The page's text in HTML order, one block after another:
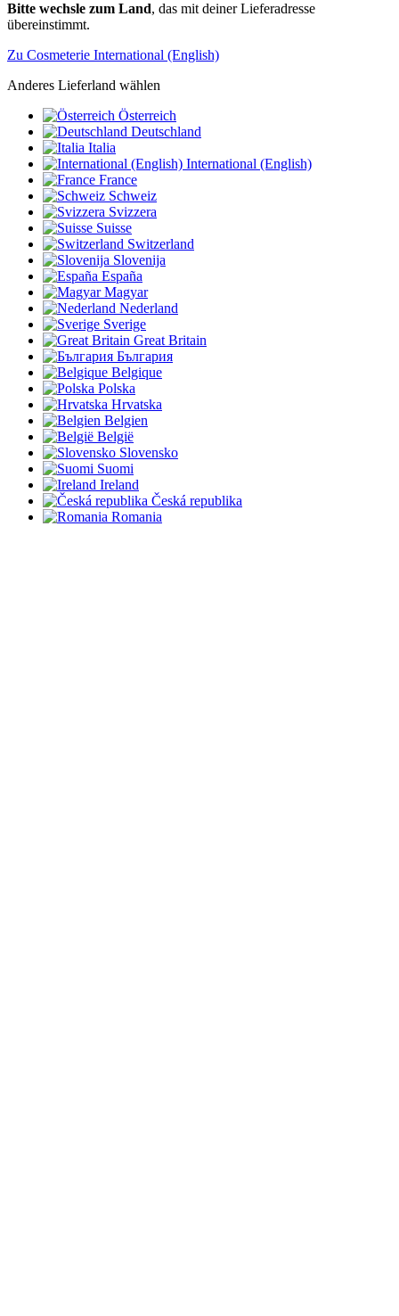
Bitte wechsle zum Land, das mit deiner Lieferadresse
übereinstimmt.
Zu Cosmeterie International (English)
Anderes Lieferland wählen
Österreich
Deutschland
Italia
International (English)
France
Schweiz
Svizzera
Suisse
Switzerland
Slovenija
España
Magyar
Nederland
Sverige
Great Britain
България
Belgique
Polska
Hrvatska
Belgien
België
Slovensko
Suomi
Ireland
Česká republika
Romania